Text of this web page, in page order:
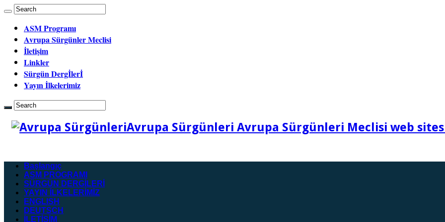
ASM Programı
Avrupa Sürgünler Meclisi
İletişim
Linkler
Sürgün Dergİlerİ
Yayın İlkelerimiz
Avrupa Sürgünleri Avrupa Sürgünleri Meclisi web
Başlangıç
ASM PROGRAMI
SÜRGÜN DERGİLERİ
YAYIN İLKELERİMİZ
ENGLISH
DEUTSCH
İLETİŞİM